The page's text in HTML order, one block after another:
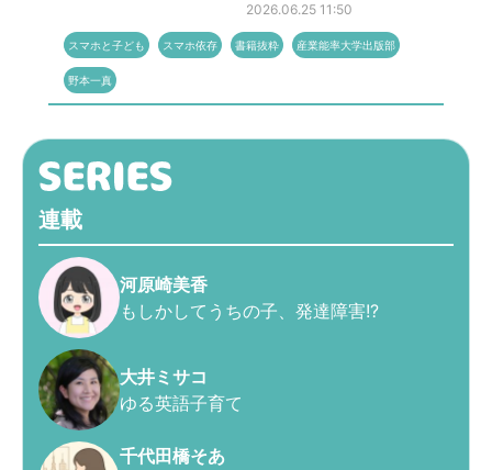
2026.06.25 11:50
スマホと子ども スマホ依存 書籍抜粋 産業能率大学出版部
野本一真
連載
河原崎美香
もしかしてうちの子、発達障害!?
大井ミサコ
ゆる英語子育て
千代田橋そあ